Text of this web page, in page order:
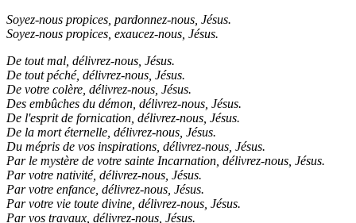
Soyez-nous propices, pardonnez-nous, Jésus.
Soyez-nous propices, exaucez-nous, Jésus.
De tout mal, délivrez-nous, Jésus.
De tout péché, délivrez-nous, Jésus.
De votre colère, délivrez-nous, Jésus.
Des embûches du démon, délivrez-nous, Jésus.
De l'esprit de fornication, délivrez-nous, Jésus.
De la mort éternelle, délivrez-nous, Jésus.
Du mépris de vos inspirations, délivrez-nous, Jésus.
Par le mystère de votre sainte Incarnation, délivrez-nous, Jésus.
Par votre nativité, délivrez-nous, Jésus.
Par votre enfance, délivrez-nous, Jésus.
Par votre vie toute divine, délivrez-nous, Jésus.
Par vos travaux, délivrez-nous, Jésus.